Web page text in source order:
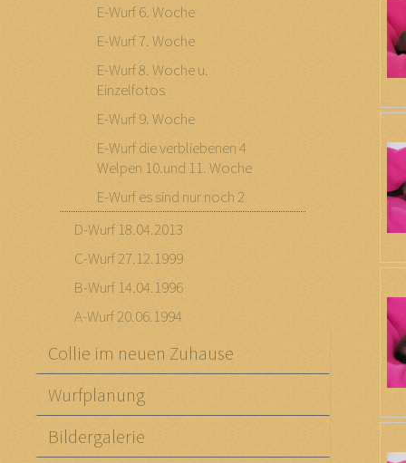
E-Wurf 6. Woche
E-Wurf 7. Woche
E-Wurf 8. Woche u.
Einzelfotos
E-Wurf 9. Woche
E-Wurf die verbliebenen 4
Welpen 10.und 11. Woche
E-Wurf es sind nur noch 2
D-Wurf 18.04.2013
C-Wurf 27.12.1999
B-Wurf 14.04.1996
A-Wurf 20.06.1994
Collie im neuen Zuhause
Wurfplanung
Bildergalerie